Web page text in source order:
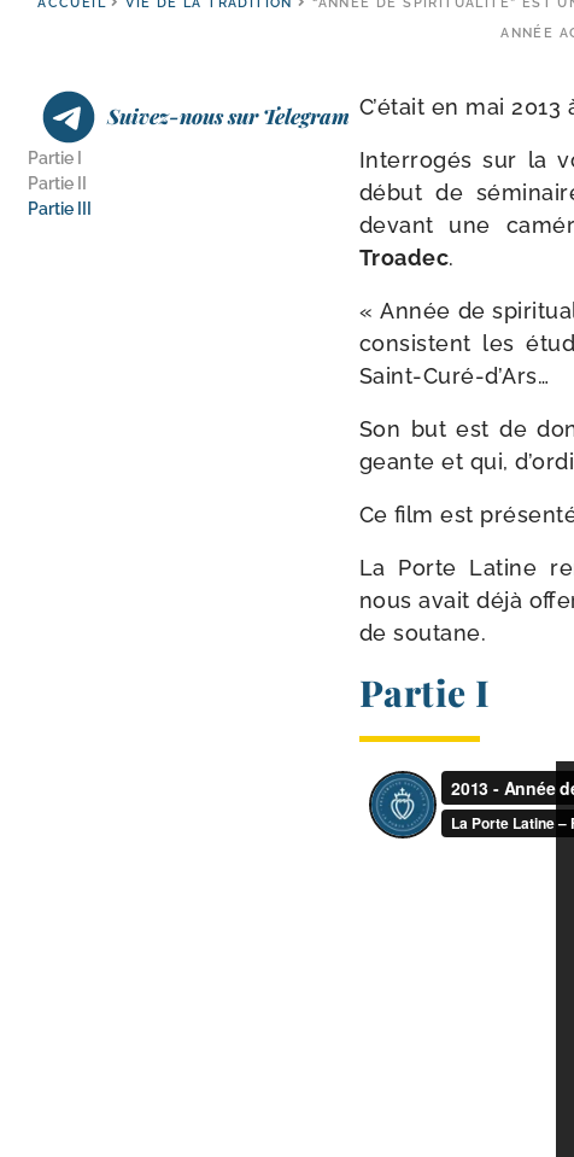
ANNÉE
Suivez-nous sur Telegram
Partie I
Partie II
Partie III
C’était en mai 2013
Interrogés sur la
début de
devant une
Troadec.
« Année de
consistent les
Saint-Curé-d’Ars…
Son but est de
geante et qui,
Ce film est
La Porte Latine
nous avait déjà
de soutane.
Partie I